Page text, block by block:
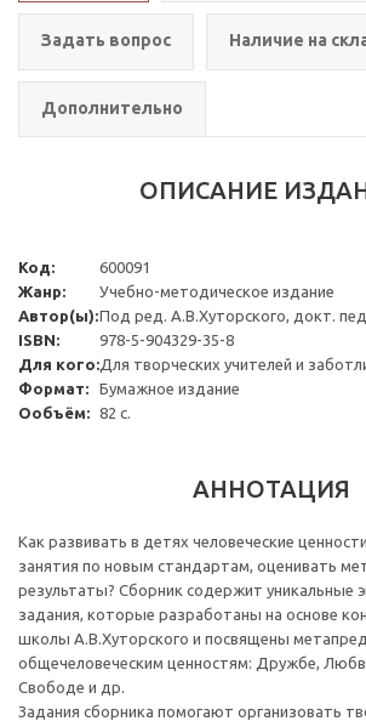
Задать вопрос Наличие на
Дополнительно
ОПИСАНИЕ
Код:
600091
Жанр:
Учебно-методическое издание
Автор(ы):Под ред. А.В.Хуторского, докт.
ISBN:
978-5-904329-35-8
Для кого:Для творческих учителей и
Формат:
Бумажное издание
Ообъём: 82 с.
АННОТАЦИЯ
Как развивать в детях человеческие
занятия по новым стандартам, оценивать
результаты? Сборник содержит уникальные
задания, которые разработаны на основе
школы А.В.Хуторского и посвящены
общечеловеческим ценностям: Дружбе,
Свободе и др.
Задания сборника помогают организовать